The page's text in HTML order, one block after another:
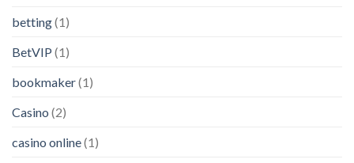
betting(1)
BetVIP (1)
bookmaker(1)
Casino (2)
casino online(1)